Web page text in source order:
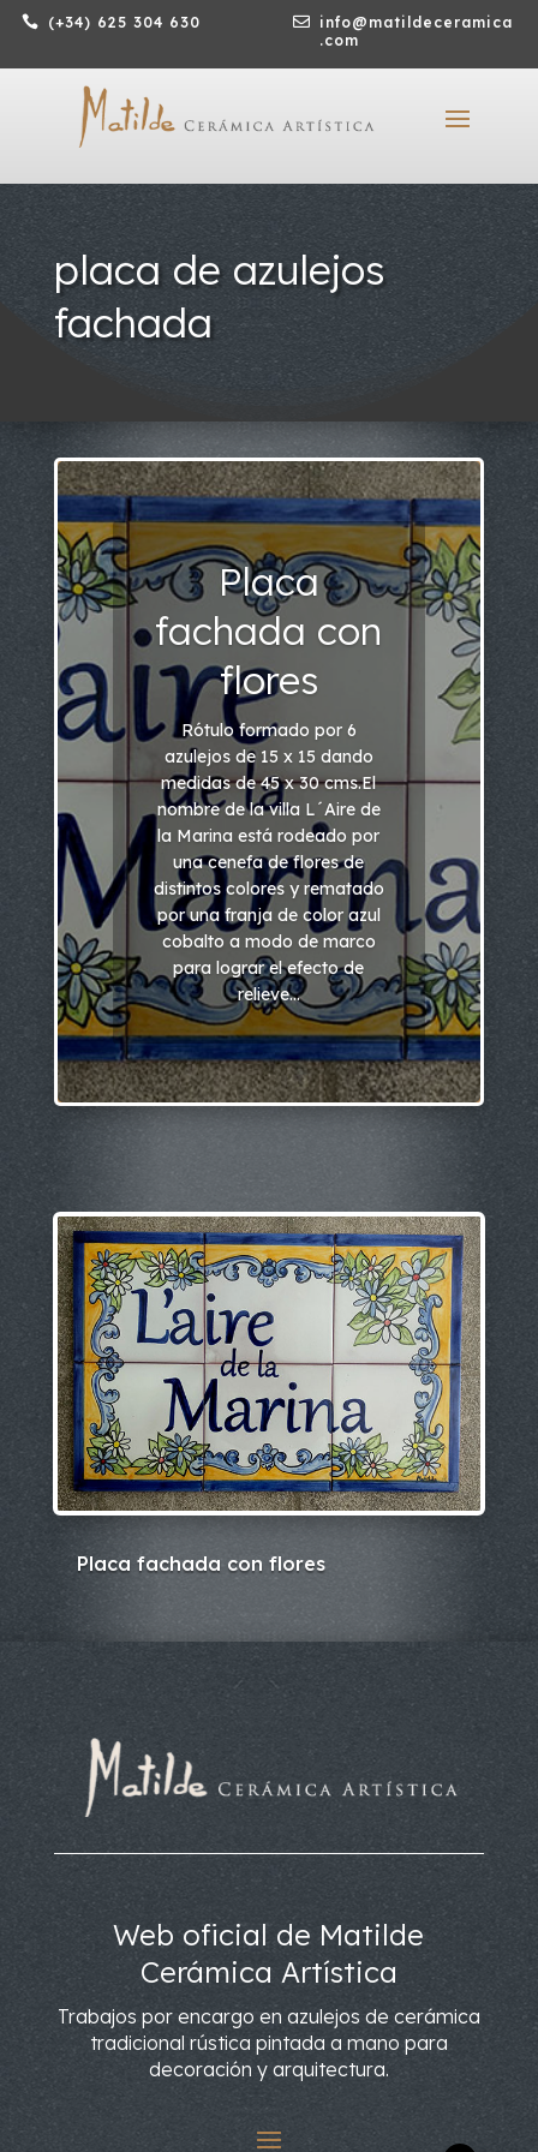
 (+34) 625 304 630 
info@matildeceramica
.com
placa de azulejos
fachada
Placa
fachada con
flores
Rótulo formado por 6
azulejos de 15 x 15 dando
medidas de 45 x 30 cms.El
nombre de la villa L´Aire de
la Marina está rodeado por
una cenefa de flores de
distintos colores y rematado
por una franja de color azul
cobalto a modo de marco
para lograr el efecto de
relieve...
Placa fachada con flores
Web oficial de Matilde
Cerámica Artística
Trabajos por encargo en azulejos de cerámica
tradicional rústica pintada a mano para
decoración y arquitectura.